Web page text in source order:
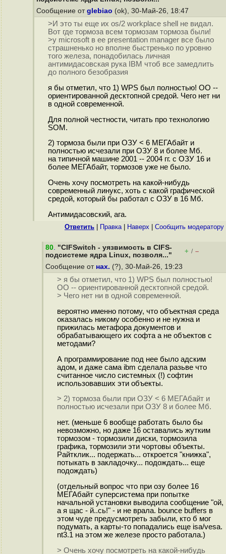
Сообщение от glebiao (ok), 30-Май-26, 18:47
>И это ты еще их os/2 workplace shell не видал.
Вот где тормоза всем тормозам тормоза были!
>у microsoft в ее presentation manager все было
страшненько но вполне быстренько по уровню
того железа, понадобилась личная
антимидасовская рука IBM чтоб все замедлить
до полного безобразия
я бы отметил, что 1) WPS был полностью! ОО --
ориентированной десктопной средой. Чего нет ни
в одной современной.
Для полной честности, читать про технологию
SOM.
2) тормоза были при ОЗУ < 6 МЕГАбайт и
полностью исчезали при ОЗУ 8 и более Мб.
на типичной машине 2001 -- 2004 гг. с ОЗУ 16 и
более МЕГАбайт, тормозов уже не было.
Очень хочу посмотреть на какой-нибудь
современный линукс, хоть с какой графической
средой, который бы работал с ОЗУ в 16 Мб.
Антимидасовский, ага.
Ответить Правка| Наверх Cообщить модератору
80. "CIFSwitch - уязвимость в CIFS-
подсистеме ядра Linux, позволя..."
+ / –
Сообщение от нах. (?), 30-Май-26, 19:23
> я бы отметил, что 1) WPS был полностью!
ОО -- ориентированной десктопной средой.
> Чего нет ни в одной современной.
вероятно именно потому, что объектная среда
оказалась никому особенно и не нужна и
прижилась метафора документов и
обрабатывающего их софта а не объектов с
методами?
А программирование под нее было адским
адом, и даже сама ibm сделала разьве что
считанное число системных (!) софтин
использовавших эти объекты.
> 2) тормоза были при ОЗУ < 6 МЕГАбайт и
полностью исчезали при ОЗУ 8 и более Мб.
нет. (меньше 6 вообще работать было бы
невозможно, но даже 16 оставались жутким
тормозом - тормозили диски, тормозила
графика, тормозили эти чортовы объекты.
Райтклик... подержать... откроется "книжка",
потыкать в закладочку... подождать... еще
подождать)
(отдельный вопрос что при озу более 16
МЕГАбайт суперсистема при попытке
начальной установки выводила сообщение "ой,
а я щас - й..сь!" - и не врала. bounce buffers в
этом чуде предусмотреть забыли, кто б мог
подумать, а карты-то попадались еще isa/vesa.
nt3.1 на этом же железе просто работала.)
> Очень хочу посмотреть на какой-нибудь